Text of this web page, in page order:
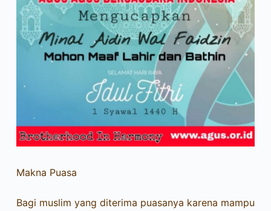
Makna Puasa
Bagi muslim yang diterima puasanya karena mampu